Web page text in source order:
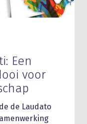
Een
voor
de Laudato